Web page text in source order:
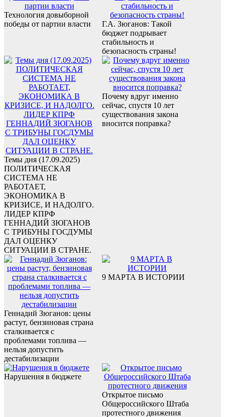
Технология довыборной
победы от партии власти
Г.А. Зюганов: Такой
бюджет подрывает
стабильность и
безопасность страны!
Темы дня (17.09.2025)
ПОЛИТИЧЕСКАЯ
СИСТЕМА НЕ
РАБОТАЕТ,
ЭКОНОМИКА В
КРИЗИСЕ, И НАДОЛГО.
ЛИДЕР КПРФ
ГЕННАДИЙ ЗЮГАНОВ
С ТРИБУНЫ ГОСДУМЫ
ДАЛ ОЦЕНКУ
СИТУАЦИИ В СТРАНЕ.
Почему вдруг именно
сейчас, спустя 10 лет
существования закона
вносится поправка?
Геннадий Зюганов: цены
растут, бензиновая страна
сталкивается с
проблемами топлива —
нельзя допустить
дестабилизации
9 МАРТА В ИСТОРИИ
Нарушения в бюджете
Открытое письмо
Общероссийского Штаба
протестного движения